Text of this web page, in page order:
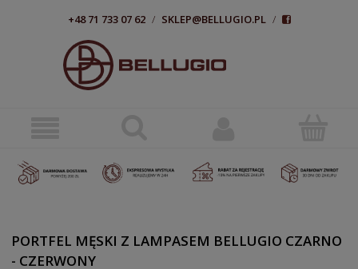
+48 71 733 07 62 / SKLEP@BELLUGIO.PL /
PORTFEL MĘSKI Z LAMPASEM BELLUGIO CZARNO
- CZERWONY